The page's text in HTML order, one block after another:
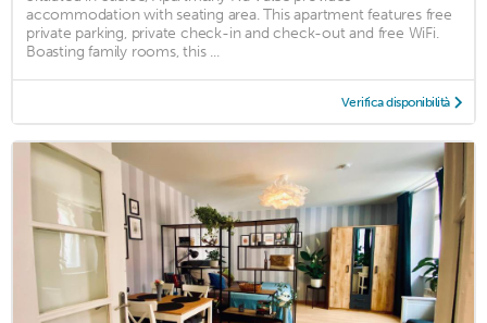
accommodation with seating area. This apartment features free
private parking, private check-in and check-out and free WiFi.
Boasting family rooms, this ...
Verifica disponibilità